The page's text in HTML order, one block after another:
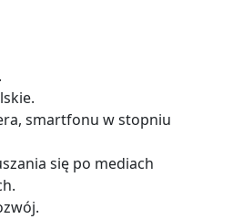
smartfonu w stopniu
się po mediach